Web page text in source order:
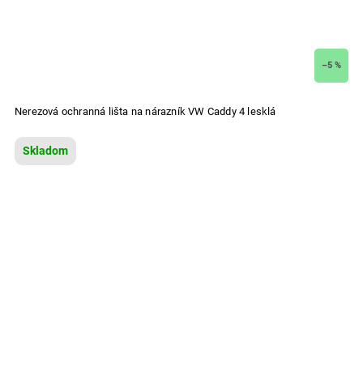
–5 %
Nerezová ochranná lišta na nárazník VW Caddy 4 lesklá
Skladom